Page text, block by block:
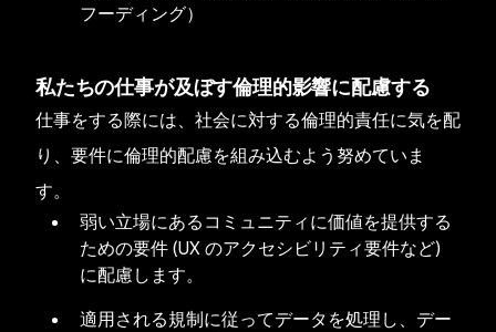
フーディング）
私たちの仕事が及ぼす倫理的影響に配慮する
仕事をする際には、社会に対する倫理的責任に気を配
り、要件に倫理的配慮を組み込むよう努めていま
す。
弱い立場にあるコミュニティに価値を提供する
ための要件 (UX のアクセシビリティ要件など)
に配慮します。
適用される規制に従ってデータを処理し、デー